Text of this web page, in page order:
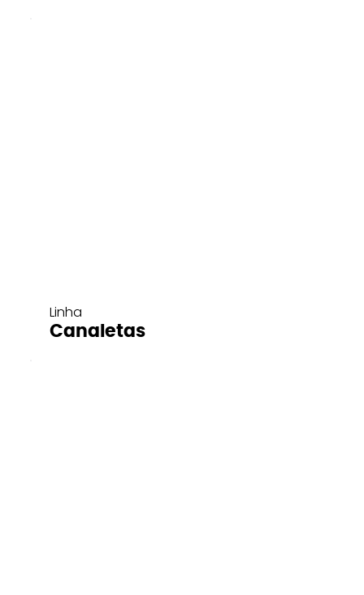
Linha
Canaletas